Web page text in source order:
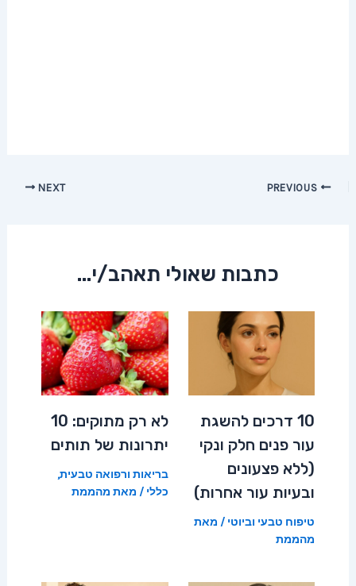
Post
NEXT
כתבות שאולי תאהב/י...
10 דרכים להשגת
עור פנים חלק ונקי
(ללא פצעונים
ובעיות עור אחרות)
טיפוח טבעי וביוטי / מאת
מהממת
לא רק מתוקים: 10
יתרונות של תותים
בריאות ורפואה טבעית,
כללי / מאת מהממת